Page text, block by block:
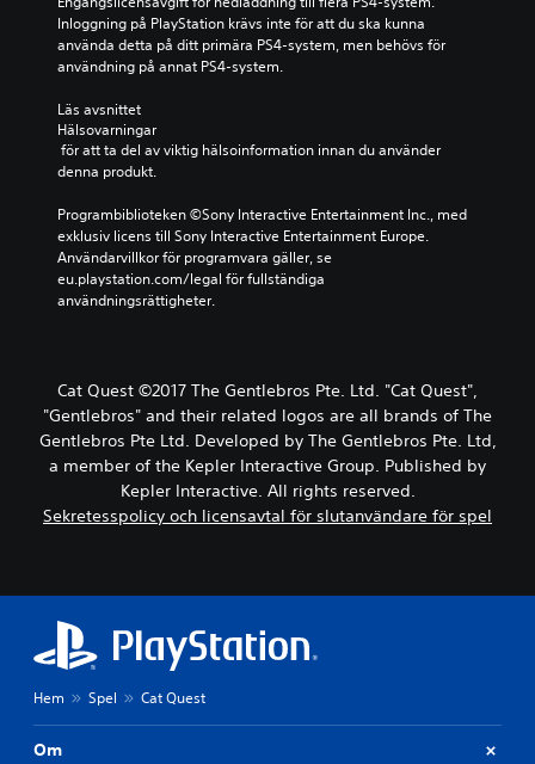
Inloggning på PlayStation krävs inte för att du ska kunna
använda detta på ditt primära PS4-system, men behövs för
användning på annat PS4-system.
Läs avsnittet
Hälsovarningar
denna produkt.
Programbiblioteken ©Sony Interactive Entertainment Inc., med
exklusiv licens till Sony Interactive Entertainment Europe.
Användarvillkor för programvara gäller, se
eu.playstation.com/legal för fullständiga
användningsrättigheter.
Cat Quest ©2017 The Gentlebros Pte. Ltd. "Cat Quest",
"Gentlebros" and their related logos are all brands of The
Gentlebros Pte Ltd. Developed by The Gentlebros Pte. Ltd,
a member of the Kepler Interactive Group. Published by
Kepler Interactive. All rights reserved.
Sekretesspolicy och licensavtal för slutanvändare för spel
Hem Spel Cat Quest
Om